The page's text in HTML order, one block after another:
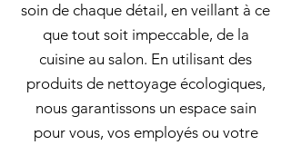
soin de chaque détail, en veillant à ce
que tout soit impeccable, de la
cuisine au salon. En utilisant des
produits de nettoyage écologiques,
nous garantissons un espace sain
pour vous, vos employés ou votre